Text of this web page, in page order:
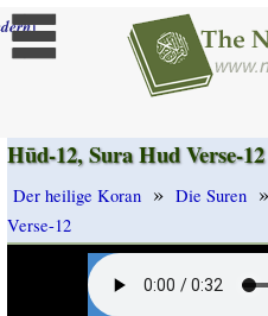
]
Hūd-12, Sura Hud Verse-12
Der heilige Koran » Die Suren »
Verse-12